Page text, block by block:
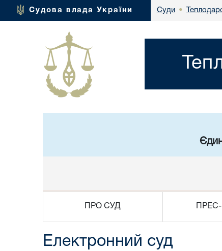
Судова влада України Суди •
ПРО СУД
Електронний суд